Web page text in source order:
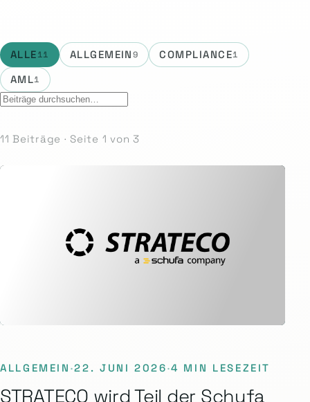
ALLE11 ALLGEMEIN9 COMPLIANCE1
AML1
11 Beiträge · Seite 1 von 3
ALLGEMEIN ·22. JUNI 2026·4 MIN LESEZEIT
STRATECO wird Teil der Schufa